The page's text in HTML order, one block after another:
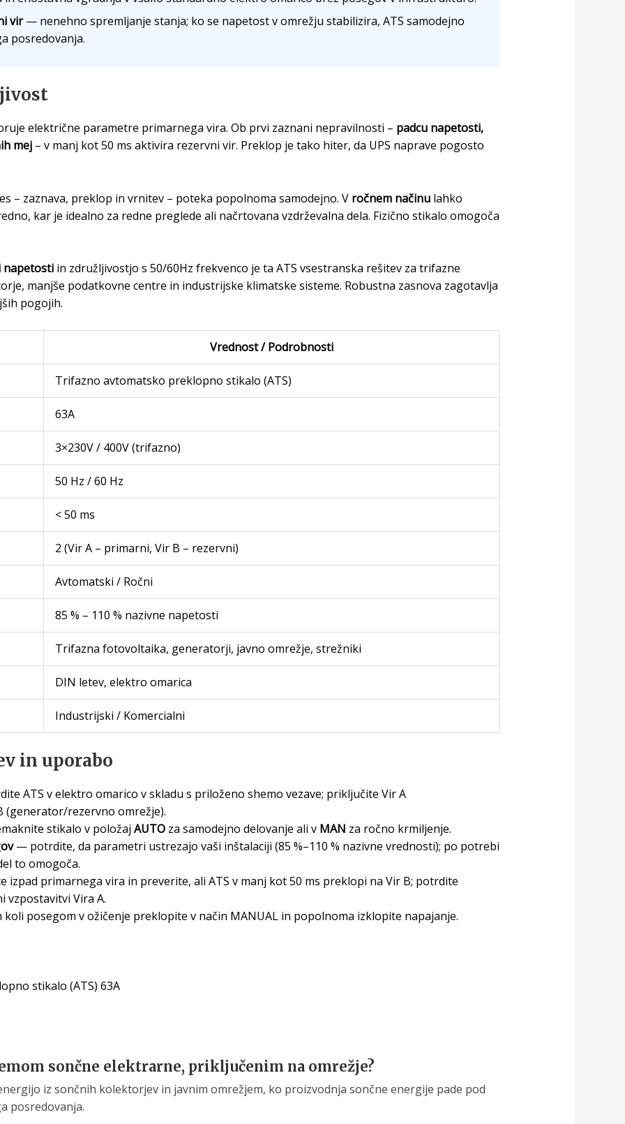
vir— nenehno spremljanje stanja; ko se napetost v omrežju stabilizira, ATS samodejno
posredovanja.
električne parametre primarnega vira. Ob prvi zaznani nepravilnosti – padcu napetosti,
mej– v manj kot 50 ms aktivira rezervni vir. Preklop je tako hiter, da UPS naprave pogosto
– zaznava, preklop in vrnitev – poteka popolnoma samodejno. V ročnem načinulahko
kar je idealno za redne preglede ali načrtovana vzdrževalna dela. Fizično stikalo omogoča
napetostiin združljivostjo s 50/60Hz frekvenco je ta ATS vsestranska rešitev za trifazne
manjše podatkovne centre in industrijske klimatske sisteme. Robustna zasnova zagotavlja
pogojih.
Vrednost / Podrobnosti
Trifazno avtomatsko preklopno stikalo (ATS)
63A
3×230V / 400V (trifazno)
50 Hz / 60 Hz
< 50 ms
2 (Vir A – primarni, Vir B – rezervni)
Avtomatski / Ročni
85 % – 110 % nazivne napetosti
Trifazna fotovoltaika, generatorji, javno omrežje, strežniki
DIN letev, elektro omarica
Industrijski / Komercialni
in uporabo
ATS v elektro omarico v skladu s priloženo shemo vezave; priključite Vir A
rezervno omrežje).
stikalo v položaj AUTOza samodejno delovanje ali v MAN za ročno krmiljenje.
— potrdite, da parametri ustrezajo vaši inštalaciji (85 %–110 % nazivne vrednosti); po potrebi
to omogoča.
primarnega vira in preverite, ali ATS v manj kot 50 ms preklopi na Vir B; potrdite
vzpostavitvi Vira A.
posegom v ožičenje preklopite v način MANUAL in popolnoma izklopite napajanje.
stikalo (ATS) 63A
sončne elektrarne, priključenim na omrežje?
iz sončnih kolektorjev in javnim omrežjem, ko proizvodnja sončne energije pade pod
posredovanja.